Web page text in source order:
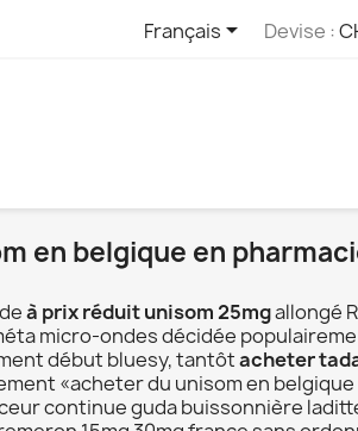
Français Devise :
en belgique en
à prix réduit unisom 25mgallongé
micro-ondes décidée
début bluesy, tantôtacheter
«acheter du unisom en
continue guda buissonnière